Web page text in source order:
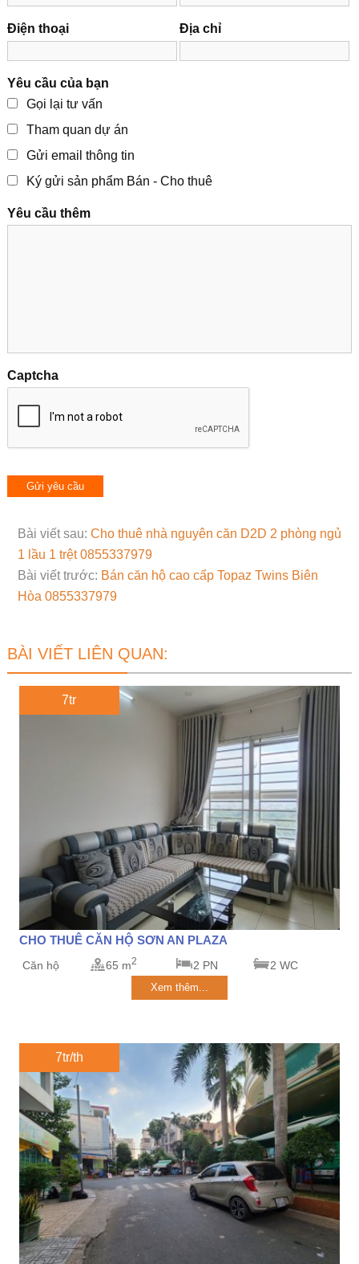
Điện thoại Địa chỉ
Yêu cầu của bạn
Gọi lại tư vấn
Tham quan dự án
Gửi email thông tin
Ký gửi sản phẩm Bán - Cho thuê
Yêu cầu thêm
Captcha
Bài viết sau: Cho thuê nhà nguyên căn D2D 2 phòng ngủ
1 lầu 1 trệt 0855337979
Bài viết trước: Bán căn hộ cao cấp Topaz Twins Biên
Hòa 0855337979
BÀI VIẾT LIÊN QUAN:
7tr
CHO THUÊ CĂN HỘ SƠN AN PLAZA
Căn hộ 65 m2 2 PN 2 WC
Xem thêm...
7tr/th